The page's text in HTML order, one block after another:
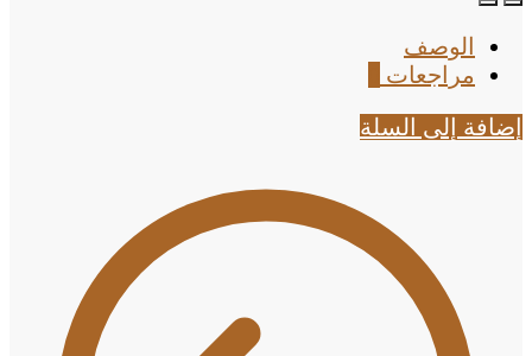
الوصف
مراجعات
إضافة إلى السلة